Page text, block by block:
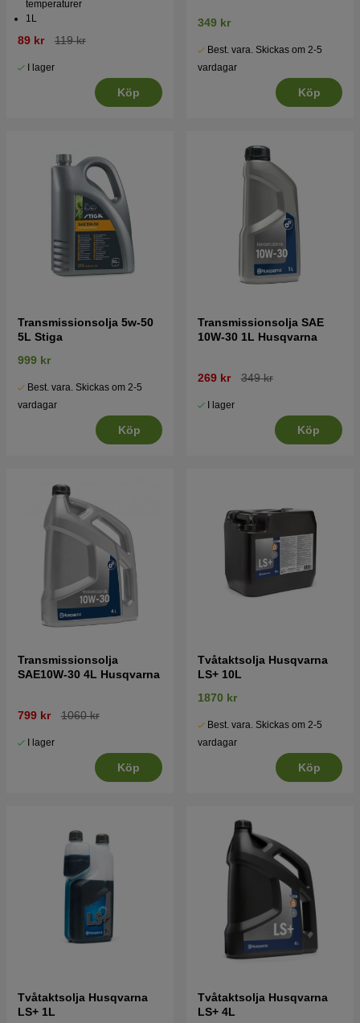
temperaturer
1L
89 kr 119 kr
I lager
Köp
349 kr
Best. vara. Skickas om 2-5
vardagar
Köp
Transmissionsolja 5w-50
5L Stiga
999 kr
Best. vara. Skickas om 2-5
vardagar
Köp
Transmissionsolja SAE
10W-30 1L Husqvarna
269 kr 349 kr
I lager
Köp
Transmissionsolja
SAE10W-30 4L Husqvarna
799 kr 1060 kr
I lager
Köp
Tvåtaktsolja Husqvarna
LS+ 10L
1870 kr
Best. vara. Skickas om 2-5
vardagar
Köp
Tvåtaktsolja Husqvarna
LS+ 1L
Tvåtaktsolja Husqvarna
LS+ 4L